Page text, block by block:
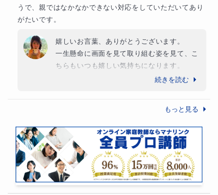
１．導入（約５分）
・あいさつ、簡単な会話
・その日の体調や気分の確認
囲気でスタートします。
２．学習（約35分）
うで、親ではなかなかできない対応をしていただいてあり
がたいです。
嬉しいお言葉、ありがとうございます。
一生懸命に画面を見て取り組む姿を見て、こ
ちらもいつも嬉しい気持ちになります。
今後とも、ペースに合わせた授業を心がけて
どうぞよろしくお願いいたします。
続きを読む
もっと見る